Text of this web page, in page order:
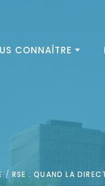
CONNAÎTRE
/RSE : QUAND LA